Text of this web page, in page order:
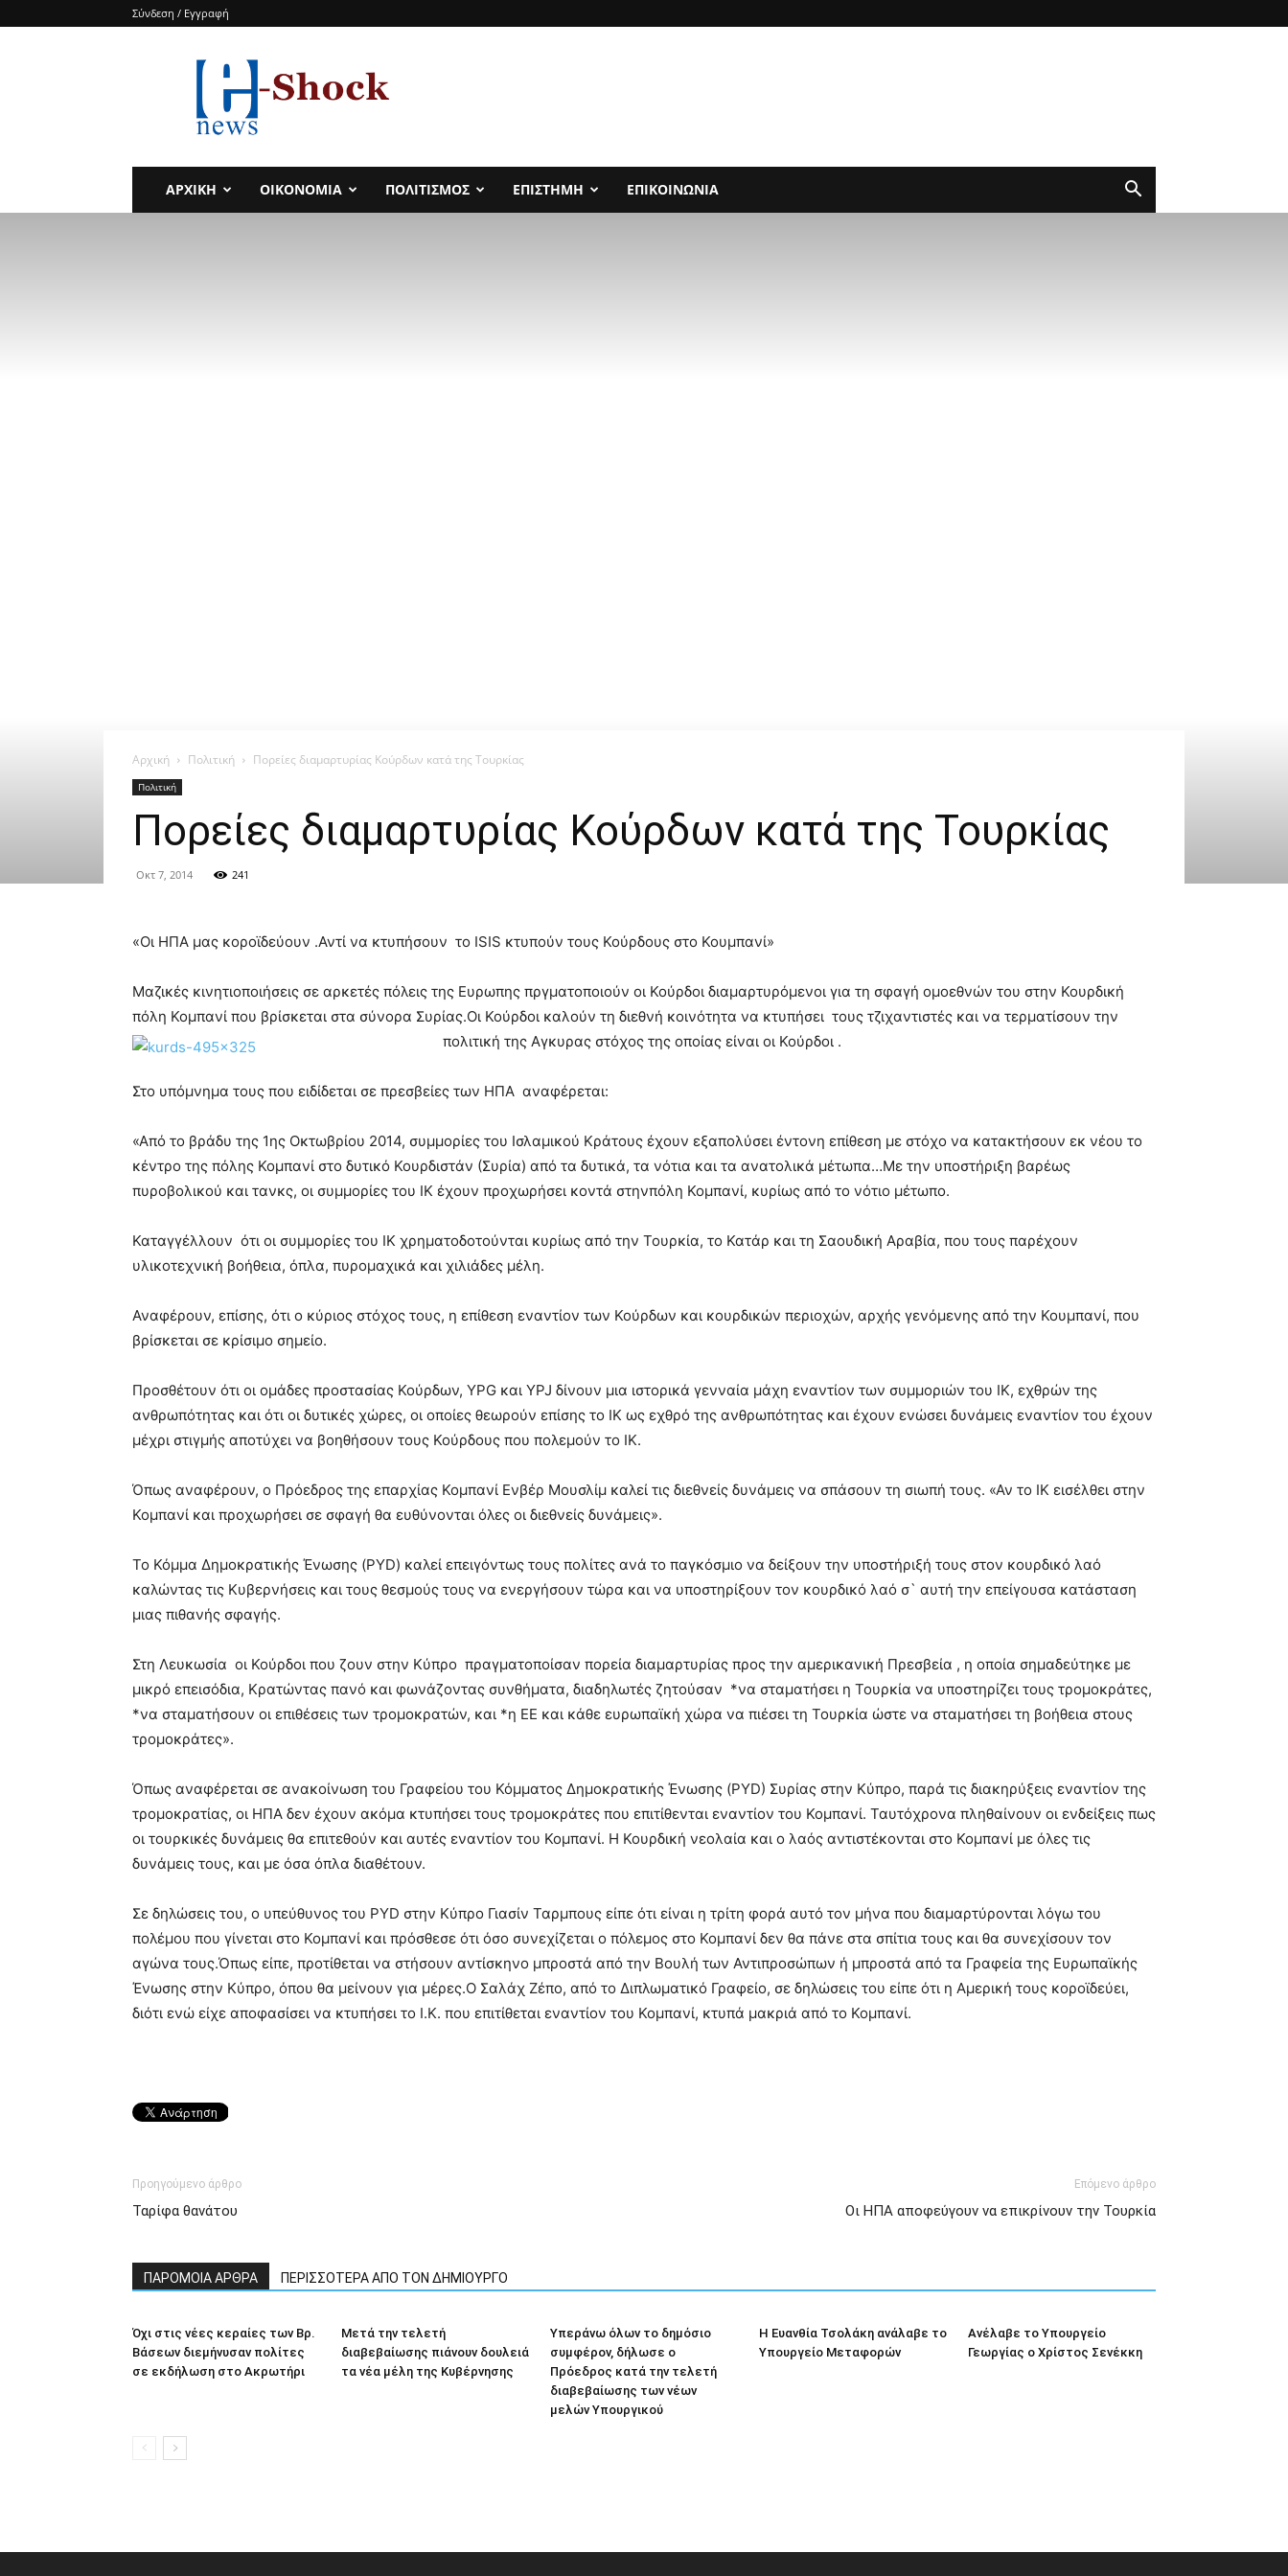
Σύνδεση / Εγγραφή
SHOCKnews
ΑΡΧΙΚΗ ΟΙΚΟΝΟΜΙΑ ΠΟΛΙΤΙΣΜΟΣ ΕΠΙΣΤΗΜΗ ΕΠΙΚΟΙΝΩΝΙΑ
Αρχική Πολιτική Πορείες διαμαρτυρίας Κούρδων κατά της Τουρκίας
Πολιτική
Πορείες διαμαρτυρίας Κούρδων κατά της Τουρκίας
Οκτ 7, 2014 241
«Οι ΗΠΑ μας κοροϊδεύουν .Αντί να κτυπήσουν το ISIS κτυπούν τους Κούρδους στο Κουμπανί»
Μαζικές κινητιοποιήσεις σε αρκετές πόλεις της Ευρωπης πργματοποιούν οι Κούρδοι διαμαρτυρόμενοι για τη σφαγή ομοεθνών του στην Κουρδική
πόλη Κομπανί που βρίσκεται στα σύνορα Συρίας.Οι Κούρδοι καλούν τη διεθνή κοινότητα να κτυπήσει τους τζιχαντιστές και να τερματίσουν την
πολιτική της Αγκυρας στόχος της οποίας είναι οι Κούρδοι .
Στο υπόμνημα τους που ειδίδεται σε πρεσβείες των ΗΠΑ αναφέρεται:
«Από το βράδυ της 1ης Οκτωβρίου 2014, συμμορίες του Ισλαμικού Κράτους έχουν εξαπολύσει έντονη επίθεση με στόχο να κατακτήσουν εκ νέου το
κέντρο της πόλης Κομπανί στο δυτικό Κουρδιστάν (Συρία) από τα δυτικά, τα νότια και τα ανατολικά μέτωπα…Με την υποστήριξη βαρέως
πυροβολικού και τανκς, οι συμμορίες του ΙΚ έχουν προχωρήσει κοντά στηνπόλη Κομπανί, κυρίως από το νότιο μέτωπο.
Καταγγέλλουν ότι οι συμμορίες του ΙΚ χρηματοδοτούνται κυρίως από την Τουρκία, το Κατάρ και τη Σαουδική Αραβία, που τους παρέχουν
υλικοτεχνική βοήθεια, όπλα, πυρομαχικά και χιλιάδες μέλη.
Αναφέρουν, επίσης, ότι ο κύριος στόχος τους, η επίθεση εναντίον των Κούρδων και κουρδικών περιοχών, αρχής γενόμενης από την Κουμπανί, που
βρίσκεται σε κρίσιμο σημείο.
Προσθέτουν ότι οι ομάδες προστασίας Κούρδων, YPG και YPJ δίνουν μια ιστορικά γενναία μάχη εναντίον των συμμοριών του ΙΚ, εχθρών της
ανθρωπότητας και ότι οι δυτικές χώρες, οι οποίες θεωρούν επίσης το ΙΚ ως εχθρό της ανθρωπότητας και έχουν ενώσει δυνάμεις εναντίον του έχουν
μέχρι στιγμής αποτύχει να βοηθήσουν τους Κούρδους που πολεμούν το ΙΚ.
Όπως αναφέρουν, ο Πρόεδρος της επαρχίας Κομπανί Ενβέρ Μουσλίμ καλεί τις διεθνείς δυνάμεις να σπάσουν τη σιωπή τους. «Αν το ΙΚ εισέλθει στην
Κομπανί και προχωρήσει σε σφαγή θα ευθύνονται όλες οι διεθνείς δυνάμεις».
Το Κόμμα Δημοκρατικής Ένωσης (PYD) καλεί επειγόντως τους πολίτες ανά το παγκόσμιο να δείξουν την υποστήριξή τους στον κουρδικό λαό
καλώντας τις Κυβερνήσεις και τους θεσμούς τους να ενεργήσουν τώρα και να υποστηρίξουν τον κουρδικό λαό σ` αυτή την επείγουσα κατάσταση
μιας πιθανής σφαγής.
Στη Λευκωσία οι Κούρδοι που ζουν στην Κύπρο πραγματοποίσαν πορεία διαμαρτυρίας προς την αμερικανική Πρεσβεία , η οποία σημαδεύτηκε με
μικρό επεισόδια, Κρατώντας πανό και φωνάζοντας συνθήματα, διαδηλωτές ζητούσαν *να σταματήσει η Τουρκία να υποστηρίζει τους τρομοκράτες,
*να σταματήσουν οι επιθέσεις των τρομοκρατών, και *η ΕΕ και κάθε ευρωπαϊκή χώρα να πιέσει τη Τουρκία ώστε να σταματήσει τη βοήθεια στους
τρομοκράτες».
Όπως αναφέρεται σε ανακοίνωση του Γραφείου του Κόμματος Δημοκρατικής Ένωσης (PYD) Συρίας στην Κύπρο, παρά τις διακηρύξεις εναντίον της
τρομοκρατίας, οι ΗΠΑ δεν έχουν ακόμα κτυπήσει τους τρομοκράτες που επιτίθενται εναντίον του Κομπανί. Ταυτόχρονα πληθαίνουν οι ενδείξεις πως
οι τουρκικές δυνάμεις θα επιτεθούν και αυτές εναντίον του Κομπανί. Η Κουρδική νεολαία και ο λαός αντιστέκονται στο Κομπανί με όλες τις
δυνάμεις τους, και με όσα όπλα διαθέτουν.
Σε δηλώσεις του, ο υπεύθυνος του PYD στην Κύπρο Γιασίν Ταρμπους είπε ότι είναι η τρίτη φορά αυτό τον μήνα που διαμαρτύρονται λόγω του
πολέμου που γίνεται στο Κομπανί και πρόσθεσε ότι όσο συνεχίζεται ο πόλεμος στο Κομπανί δεν θα πάνε στα σπίτια τους και θα συνεχίσουν τον
αγώνα τους.Όπως είπε, προτίθεται να στήσουν αντίσκηνο μπροστά από την Βουλή των Αντιπροσώπων ή μπροστά από τα Γραφεία της Ευρωπαϊκής
Ένωσης στην Κύπρο, όπου θα μείνουν για μέρες.Ο Σαλάχ Ζέπο, από το Διπλωματικό Γραφείο, σε δηλώσεις του είπε ότι η Αμερική τους κοροϊδεύει,
διότι ενώ είχε αποφασίσει να κτυπήσει το Ι.Κ. που επιτίθεται εναντίον του Κομπανί, κτυπά μακριά από το Κομπανί.
Προηγούμενο άρθρο
Ταρίφα θανάτου
Επόμενο άρθρο
Οι ΗΠΑ αποφεύγουν να επικρίνουν την Τουρκία
ΠΑΡΟΜΟΙΑ ΑΡΘΡΑ ΠΕΡΙΣΣΟΤΕΡΑ ΑΠΟ ΤΟΝ ΔΗΜΙΟΥΡΓΟ
Όχι στις νέες κεραίες των Βρ.
Βάσεων διεμήνυσαν πολίτες
σε εκδήλωση στο Ακρωτήρι
Μετά την τελετή
διαβεβαίωσης πιάνουν δουλειά
τα νέα μέλη της Κυβέρνησης
Υπεράνω όλων το δημόσιο
συμφέρον, δήλωσε ο
Πρόεδρος κατά την τελετή
διαβεβαίωσης των νέων
μελών Υπουργικού
Η Ευανθία Τσολάκη ανάλαβε το
Υπουργείο Μεταφορών
Ανέλαβε το Υπουργείο
Γεωργίας ο Χρίστος Σενέκκη